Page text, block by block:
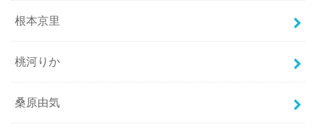
根本京里
桃河りか
桑原由気